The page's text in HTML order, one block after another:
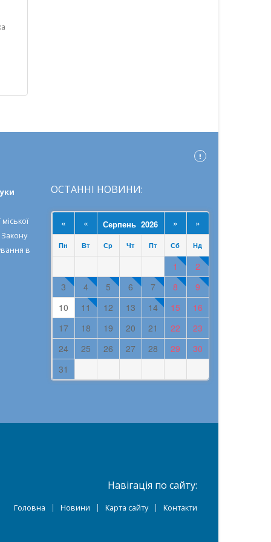
Закону
в
ОСТАННІ НОВИНИ:
« « Серпень 2026 » »
Пн Вт Ср Чт Пт Сб Нд
1
2
3
4 5 6 7 8
9
10
11 12 13 14 15
16
17
18 19 20 21 22
23
24
25 26 27 28 29
30
31
Навігація по сайту:
Головна Новини Карта сайту Контакти